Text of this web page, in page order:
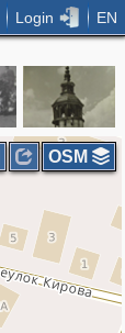
Login EN
OSM